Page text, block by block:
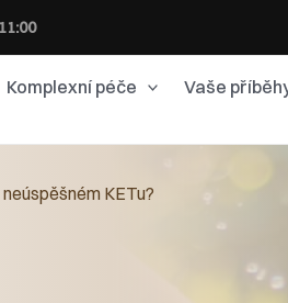
Komplexní péče Vaše
KETu?